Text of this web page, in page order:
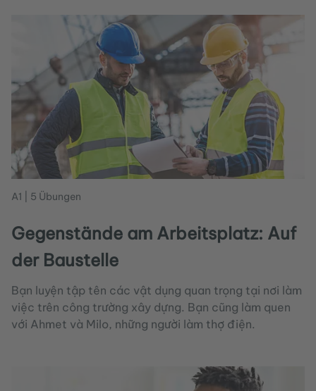
A1 | 5 Übungen
Gegenstände am Arbeitsplatz: Auf
der Baustelle
Bạn luyện tập tên các vật dụng quan trọng tại nơi làm
việc trên công trường xây dựng. Bạn cũng làm quen
với Ahmet và Milo, những người làm thợ điện.